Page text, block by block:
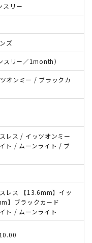
スリー
ズ
スリー／1month）
オンミー / ブラックカ
レス / イッツオンミー
ト / ムーンライト / ブ
レス 【13.6mm】イッ
】ブラックカード
ト / ムーンライト